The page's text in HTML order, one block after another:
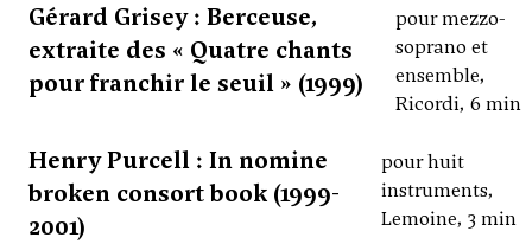
Gérard Grisey : Berceuse,
extraite des « Quatre chants
pour franchir le seuil » (1999)
pour mezzo-
soprano et
ensemble,
Ricordi, 6 min
Henry Purcell : In nomine
broken consort book (1999-
2001)
pour huit
instruments,
Lemoine, 3 min